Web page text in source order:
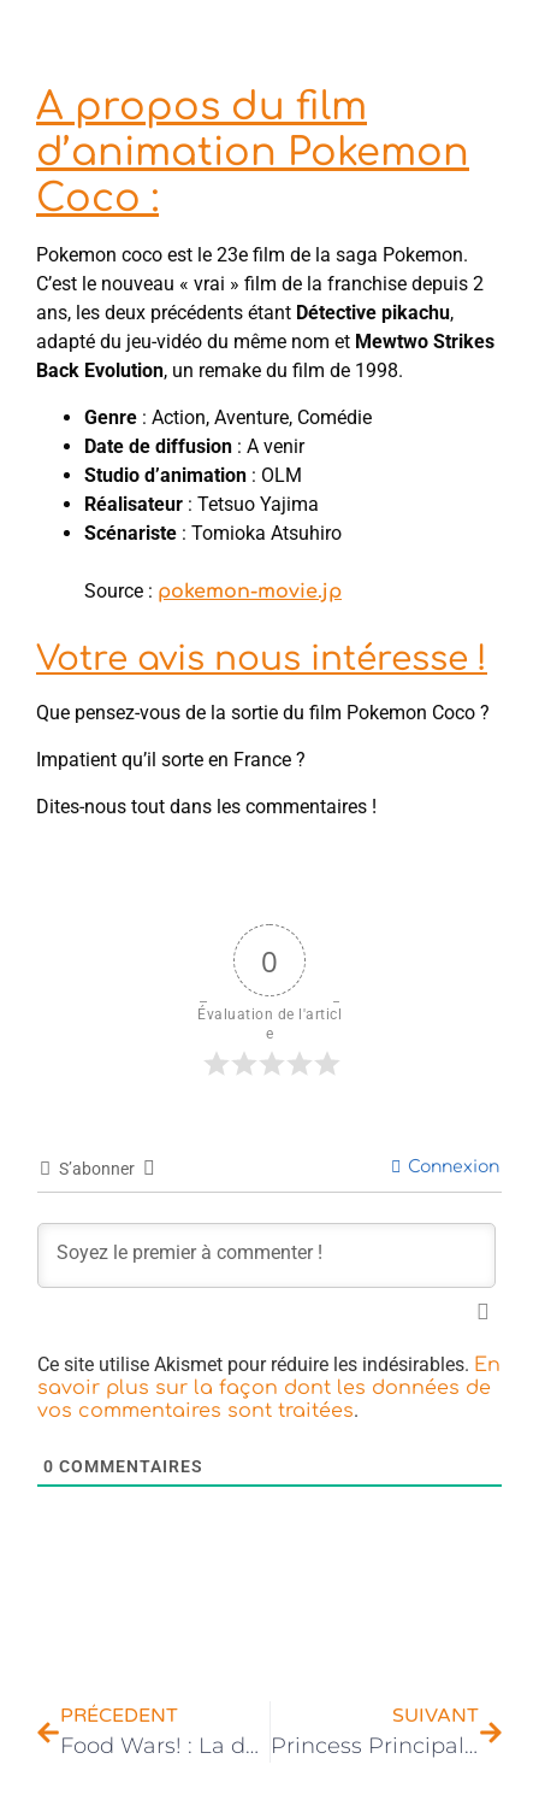
A propos du film
d’animation Pokemon
Coco :
Pokemon coco est le 23e film de la saga Pokemon.
C’est le nouveau « vrai » film de la franchise depuis 2
ans, les deux précédents étant Détective pikachu,
adapté du jeu-vidéo du même nom et Mewtwo Strikes
Back Evolution, un remake du film de 1998.
Genre : Action, Aventure, Comédie
Date de diffusion : A venir
Studio d’animation : OLM
Réalisateur : Tetsuo Yajima
Scénariste : Tomioka Atsuhiro
Source : pokemon-movie.jp
Votre avis nous intéresse !
Que pensez-vous de la sortie du film Pokemon Coco ?
Impatient qu’il sorte en France ?
Dites-nous tout dans les commentaires !
0
Évaluation de l'articl
e
S’abonner Connexion
Ce site utilise Akismet pour réduire les indésirables. En
savoir plus sur la façon dont les données de
vos commentaires sont traitées.
0 COMMENTAIRES
PRÉCEDENT
Food Wars! : La date de sortie de la saison 5 annoncée !
SUIVANT
Princess Principal – Crown Handler partie 1 : toutes les infos